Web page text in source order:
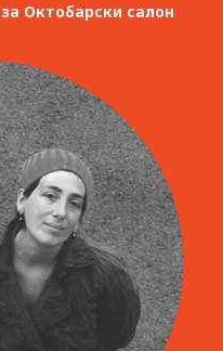
Октобарски салон